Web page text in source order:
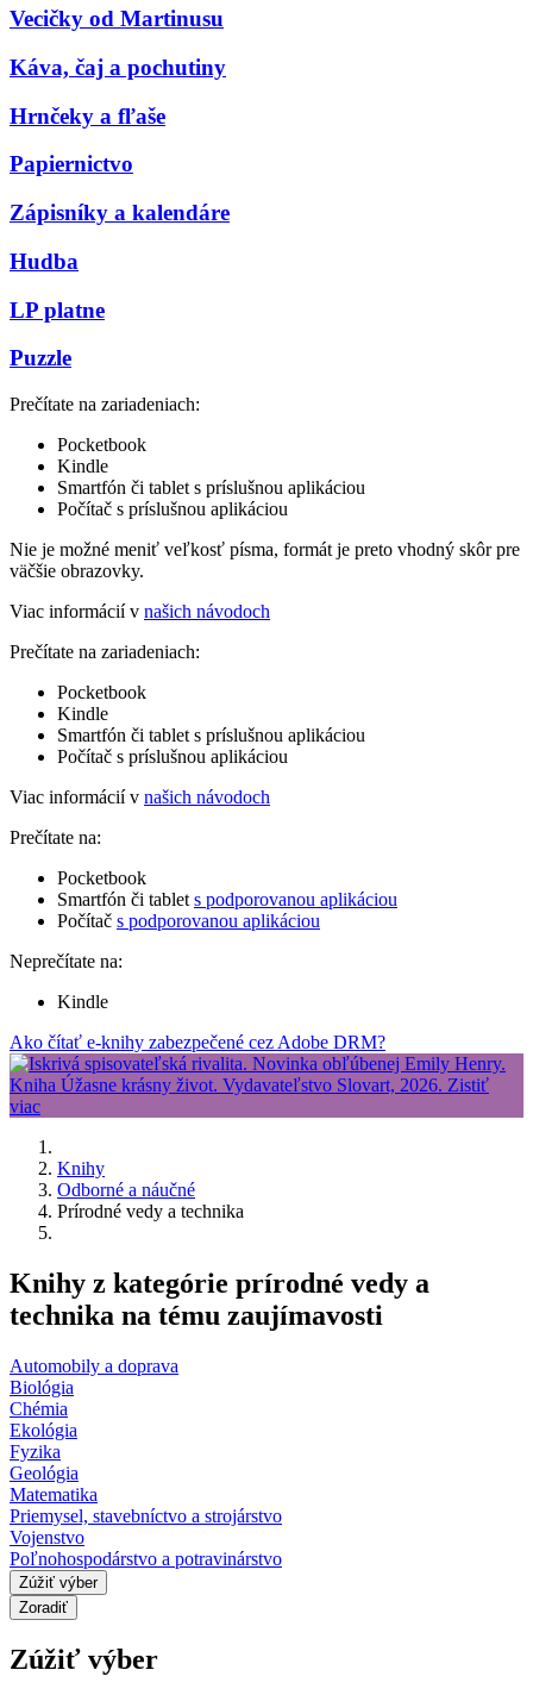
Vecičky od Martinusu
Káva, čaj a pochutiny
Hrnčeky a fľaše
Papiernictvo
Zápisníky a kalendáre
Hudba
LP platne
Puzzle
Prečítate na zariadeniach:
Pocketbook
Kindle
Smartfón či tablet s príslušnou aplikáciou
Počítač s príslušnou aplikáciou
Nie je možné meniť veľkosť písma, formát je preto vhodný skôr pre
väčšie obrazovky.
Viac informácií v našich návodoch
Prečítate na zariadeniach:
Pocketbook
Kindle
Smartfón či tablet s príslušnou aplikáciou
Počítač s príslušnou aplikáciou
Viac informácií v našich návodoch
Prečítate na:
Pocketbook
Smartfón či tablet s podporovanou aplikáciou
Počítač s podporovanou aplikáciou
Neprečítate na:
Kindle
Ako čítať e-knihy zabezpečené cez Adobe DRM?
Knihy
Odborné a náučné
Prírodné vedy a technika
Knihy z kategórie prírodné vedy a
technika na tému zaujímavosti
Automobily a doprava
Biológia
Chémia
Ekológia
Fyzika
Geológia
Matematika
Priemysel, stavebníctvo a strojárstvo
Vojenstvo
Poľnohospodárstvo a potravinárstvo
Zúžiť výber
Zoradiť
Zúžiť výber